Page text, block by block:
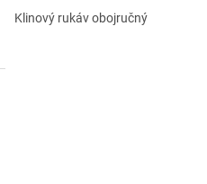
5
Klinový rukáv obojručný